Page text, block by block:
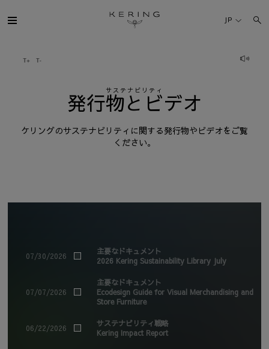
行
ブランド
人材
採用情報
JP
サステナビリティ
発行物とビデオ
ケリングのサステナビリティに関する発行物やビデオをご覧
ください。
07/30/2026
主要なドキュメント
2026 Kering Sustainability Library July
07/07/2026
主要なドキュメント
Ecodesign Guide for Visual Merchandising and
Store Furniture
06/22/2026
サステナビリティ戦略
Kering Impact Report